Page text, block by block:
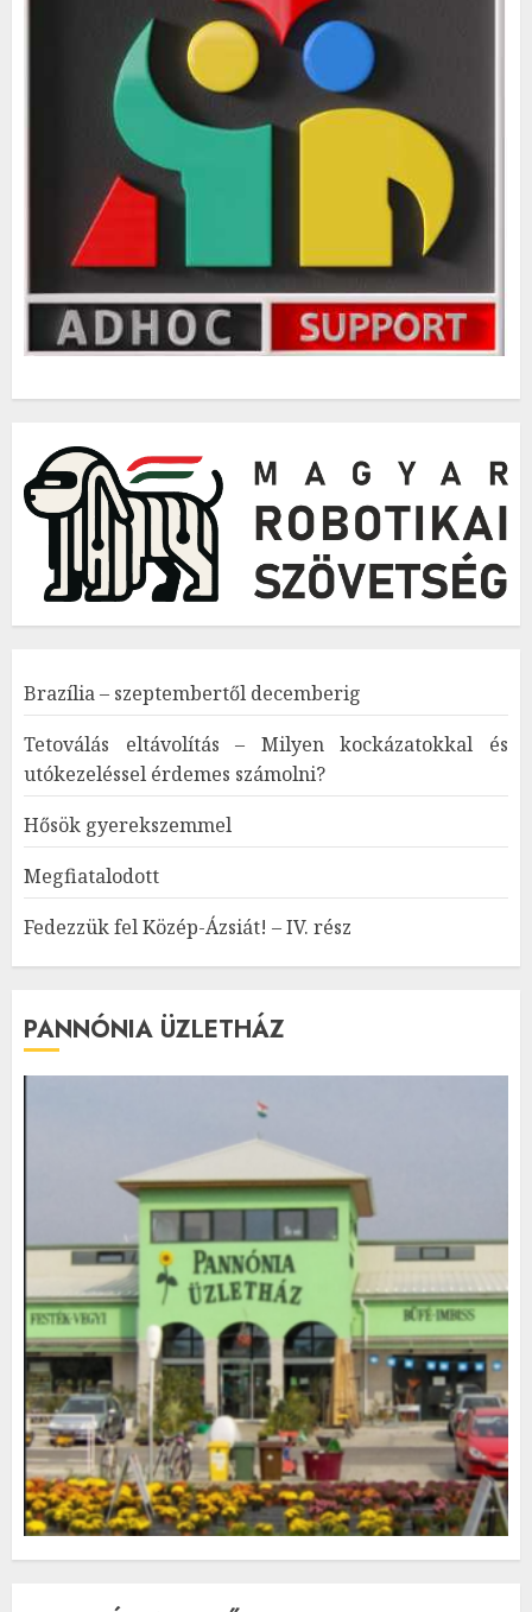
Brazília – szeptembertől decemberig
Tetoválás eltávolítás – Milyen kockázatokkal és
utókezeléssel érdemes számolni?
Hősök gyerekszemmel
Megfiatalodott
Fedezzük fel Közép-Ázsiát! – IV. rész
PANNÓNIA ÜZLETHÁZ